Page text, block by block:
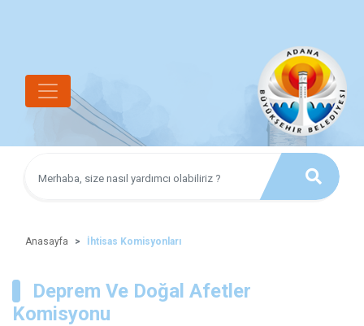
Anasayfa İhtisas Komisyonları
Deprem Ve Doğal Afetler
Komisyonu